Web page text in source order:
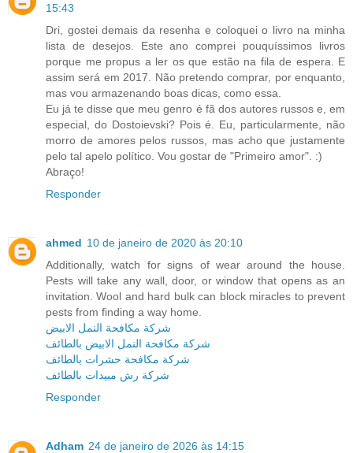
15:43
Dri, gostei demais da resenha e coloquei o livro na minha
lista de desejos. Este ano comprei pouquíssimos livros
porque me propus a ler os que estão na fila de espera. E
assim será em 2017. Não pretendo comprar, por enquanto,
mas vou armazenando boas dicas, como essa.
Eu já te disse que meu genro é fã dos autores russos e, em
especial, do Dostoievski? Pois é. Eu, particularmente, não
morro de amores pelos russos, mas acho que justamente
pelo tal apelo político. Vou gostar de "Primeiro amor". :)
Abraço!
Responder
ahmed 10 de janeiro de 2020 às 20:10
Additionally, watch for signs of wear around the house.
Pests will take any wall, door, or window that opens as an
invitation. Wool and hard bulk can block miracles to prevent
pests from finding a way home.
شركة مكافحة النمل الابيض
شركة مكافحة النمل الابيض بالطائف
شركة مكافحة حشرات بالطائف
شركة رش مبيدات بالطائف
Responder
Adham 24 de janeiro de 2026 às 14:15